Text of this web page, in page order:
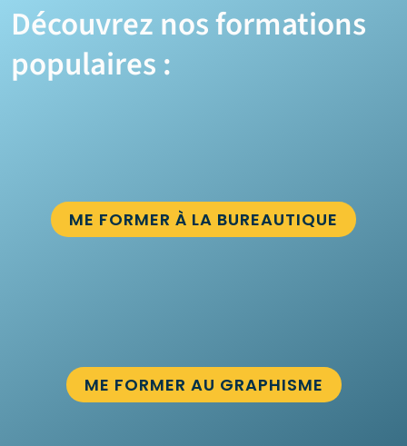
Découvrez nos formations
populaires :
ME FORMER À LA BUREAUTIQUE
ME FORMER AU GRAPHISME